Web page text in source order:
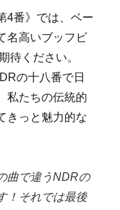
4番》では、ベー
名高いブッフビ
待ください。
の十八番で日
私たちの伝統的
きっと魅力的な
曲で違うNDRの
！それでは最後